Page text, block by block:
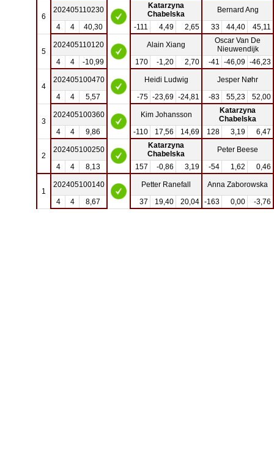
6
202405110230
Katarzyna
Chabelska
Bernard Ang
4
4 40,30 -111 4,49 2,65 33 44,40 45,11
5
202405110120 Alain Xiang
Oscar Van De
Nieuwendijk
4
4 -10,99 170 -1,20 2,70 -41 -46,09 -46,23
4
202405100470 Heidi Ludwig
Jesper Nøhr
4
4 5,57 -75 -23,69 -24,81 -83 55,23 52,00
3
202405100360 Kim Johansson
Katarzyna
Chabelska
4
4 9,86 -110 17,56 14,69 128 3,19 6,47
2
202405100250
Katarzyna
Chabelska
Peter Beese
4
4 8,13 157 -0,86 3,19 -54 1,62 0,46
1
202405100140 Petter Ranefall
Anna Zaborowska
4
4 8,67 37 19,40 20,04 -163 0,00 -3,76